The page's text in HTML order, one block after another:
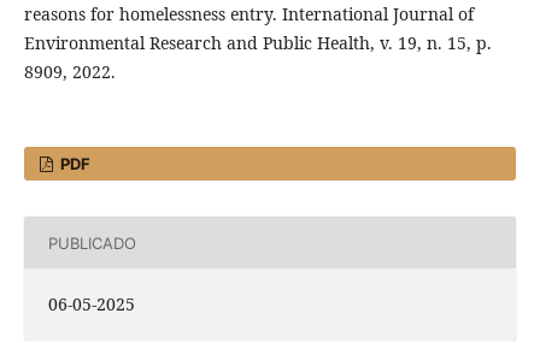
reasons for homelessness entry. International Journal of
Environmental Research and Public Health, v. 19, n. 15, p.
8909, 2022.
PDF
PUBLICADO
06-05-2025